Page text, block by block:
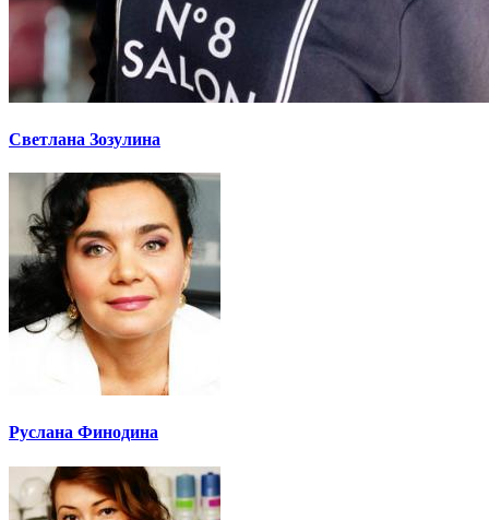
Светлана Зозулина
Руслана Финодина